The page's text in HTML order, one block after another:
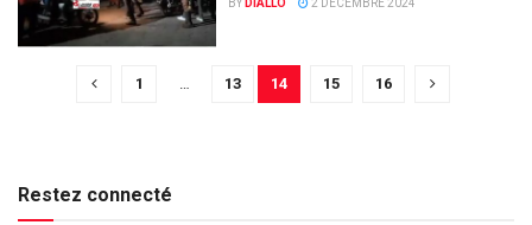
BY DIALLO 2 DÉCEMBRE 2024
1 … 13 14 15 16
Restez connecté